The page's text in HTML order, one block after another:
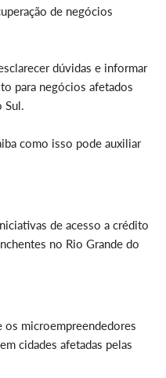
de negócios
dúvidas e informar
para negócios afetados
Sul.
como isso pode auxiliar
de acesso a crédito
no Rio Grande do
os microempreendedores
cidades afetadas pelas